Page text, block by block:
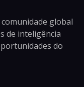
global
de inteligência
do